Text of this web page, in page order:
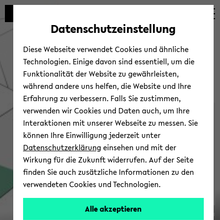
Automatische
vermeiden
zum
wechseln
zum
wechseln
zum
wechseln
Ver­an­stal­tun­gen
SFB
Datenschutzeinstellung
Diese Webseite verwendet Cookies und ähnliche
Technologien. Einige davon sind essentiell, um die
Funktionalität der Website zu gewährleisten,
während andere uns helfen, die Website und Ihre
Erfahrung zu verbessern. Falls Sie zustimmen,
verwenden wir Cookies und Daten auch, um Ihre
Interaktionen mit unserer Webseite zu messen. Sie
können Ihre Einwilligung jederzeit unter
Datenschutzerklärung einsehen und mit der
Wirkung für die Zukunft widerrufen. Auf der Seite
finden Sie auch zusätzliche Informationen zu den
verwendeten Cookies und Technologien.
Alle akzeptieren